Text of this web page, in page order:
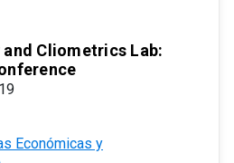
Cliometrics Lab:
Económicas y